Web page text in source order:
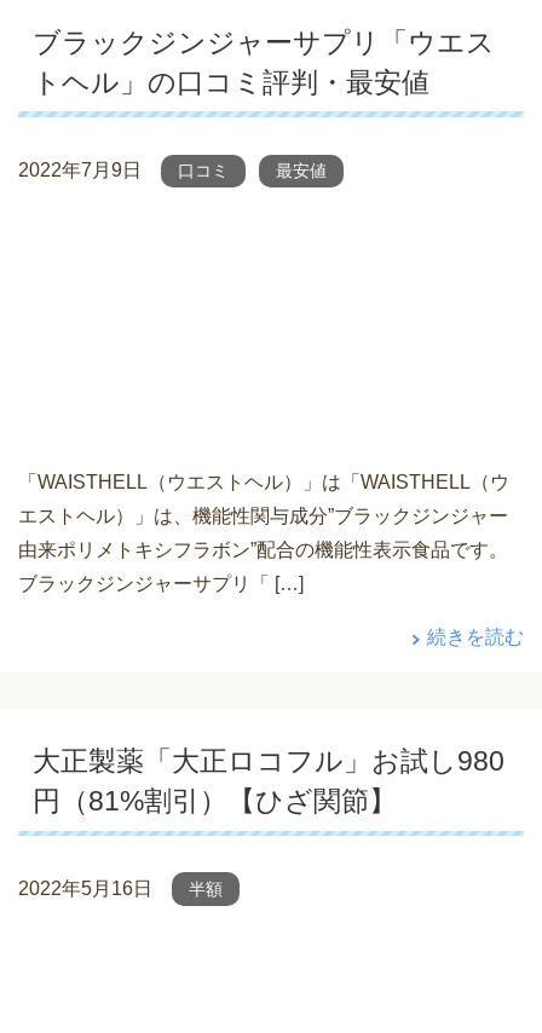
ブラックジンジャーサプリ「ウエス
トヘル」の口コミ評判・最安値
2022年7月9日 口コミ 最安値
「WAISTHELL（ウエストヘル）」は「WAISTHELL（ウ
エストヘル）」は、機能性関与成分”ブラックジンジャー
由来ポリメトキシフラボン”配合の機能性表示食品です。
ブラックジンジャーサプリ「 […]
続きを読む
大正製薬「大正ロコフル」お試し980
円（81%割引）【ひざ関節】
2022年5月16日 半額